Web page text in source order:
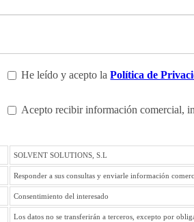
He leído y acepto laPolítica de
Acepto recibir información comercial,
SOLVENT SOLUTIONS, S.L
Responder a sus consultas y enviarle información
Consentimiento del interesado
Los datos no se transferirán a terceros, excepto por